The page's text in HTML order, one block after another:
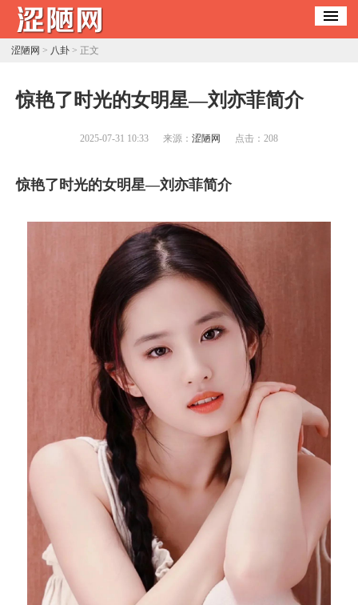
涩陋网 > 八卦> 正文
​惊艳了时光的女明星—刘亦菲简介
2025-07-31 10:33 来源： 涩陋网 点击： 208
惊艳了时光的女明星—刘亦菲简介